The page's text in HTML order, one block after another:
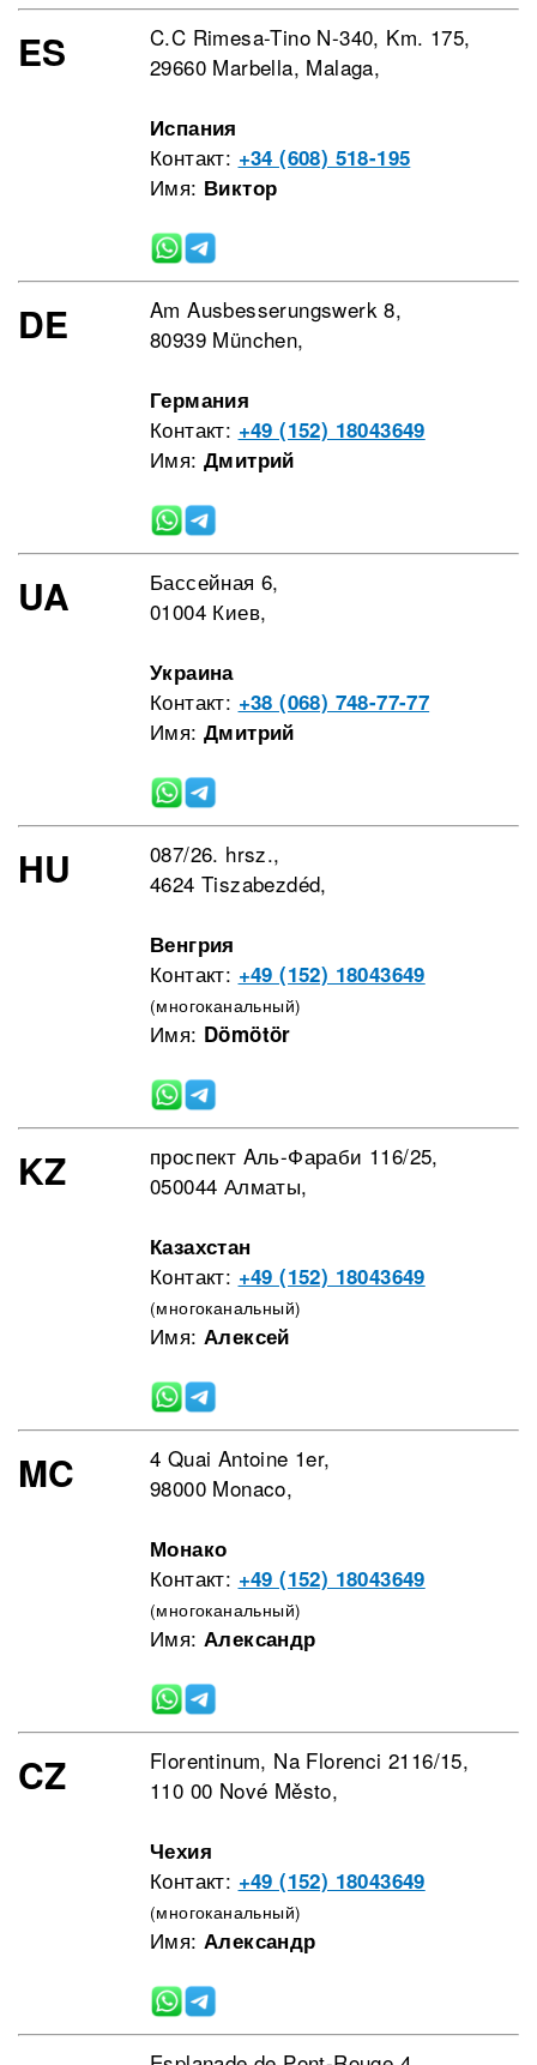
ES
C.C Rimesa-Tino N-340, Km. 175,
29660 Marbella, Malaga,
Испания
Контакт: +34 (608) 518-195
Имя: Виктор
DE
Am Ausbesserungswerk 8,
80939 München,
Германия
Контакт: +49 (152) 18043649
Имя: Дмитрий
UA
Бассейная 6,
01004 Киев,
Украина
Контакт: +38 (068) 748-77-77
Имя: Дмитрий
HU
087/26. hrsz.,
4624 Tiszabezdéd,
Венгрия
Контакт: +49 (152) 18043649
(многоканальный)
Имя: Dömötör
KZ
проспект Aль-Фараби 116/25,
050044 Алматы,
Казахстан
Контакт: +49 (152) 18043649
(многоканальный)
Имя: Алексей
MC
4 Quai Antoine 1er,
98000 Monaco,
Монако
Контакт: +49 (152) 18043649
(многоканальный)
Имя: Александр
CZ
Florentinum, Na Florenci 2116/15,
110 00 Nové Město,
Чехия
Контакт: +49 (152) 18043649
(многоканальный)
Имя: Александр